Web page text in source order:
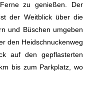
zu genießen. Der
der Weitblick über die
und Büschen umgeben
den Heidschnuckenweg
auf den gepflasterten
bis zum Parkplatz, wo